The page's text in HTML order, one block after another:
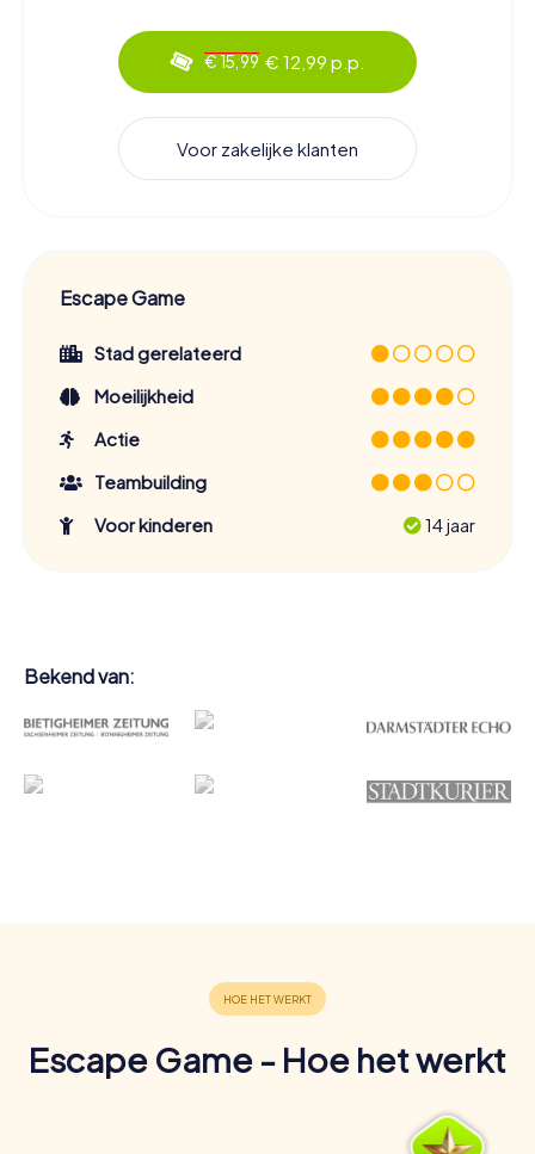
€ 15,99 € 12,99 p.p.
Voor zakelijke klanten
Escape Game
Stad gerelateerd
Moeilijkheid
Actie
Teambuilding
Voor kinderen
14 jaar
Bekend van:
Escape Game - Hoe het werkt